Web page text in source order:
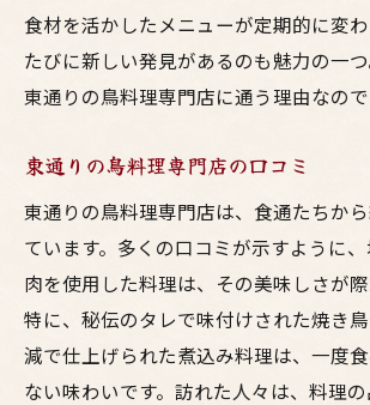
食材を活かしたメニューが定期的に変
たびに新しい発見があるのも魅力の一つ
東通りの鳥料理専門店に通う理由なので
東通りの鳥料理専門店の口コミ
東通りの鳥料理専門店は、食通たちか
ています。多くの口コミが示すように
肉を使用した料理は、その美味しさが際
特に、秘伝のタレで味付けされた焼き
減で仕上げられた煮込み料理は、一度
ない味わいです。訪れた人々は、料理